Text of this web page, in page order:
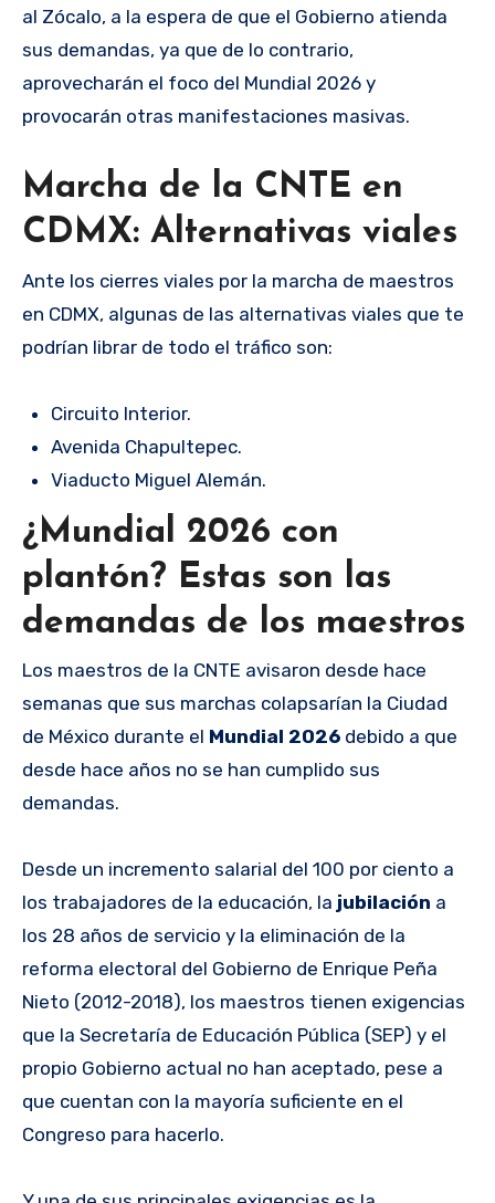
al Zócalo, a la espera de que el Gobierno atienda
sus demandas, ya que de lo contrario,
aprovecharán el foco del Mundial 2026 y
provocarán otras manifestaciones masivas.
Marcha de la CNTE en
CDMX: Alternativas viales
Ante los cierres viales por la marcha de maestros
en CDMX, algunas de las alternativas viales que te
podrían librar de todo el tráfico son:
Circuito Interior.
Avenida Chapultepec.
Viaducto Miguel Alemán.
¿Mundial 2026 con
plantón? Estas son las
demandas de los maestros
Los maestros de la CNTE avisaron desde hace
semanas que sus marchas colapsarían la Ciudad
de México durante el Mundial 2026 debido a que
desde hace años no se han cumplido sus
demandas.
Desde un incremento salarial del 100 por ciento a
los trabajadores de la educación, la jubilación a
los 28 años de servicio y la eliminación de la
reforma electoral del Gobierno de Enrique Peña
Nieto (2012-2018), los maestros tienen exigencias
que la Secretaría de Educación Pública (SEP) y el
propio Gobierno actual no han aceptado, pese a
que cuentan con la mayoría suficiente en el
Congreso para hacerlo.